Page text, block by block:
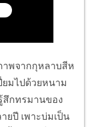
าพจากกุหลาบสีห
ยมไปด้วยหนาม
สึกทรมานของ
ยปี เพาะบ่มเป็น